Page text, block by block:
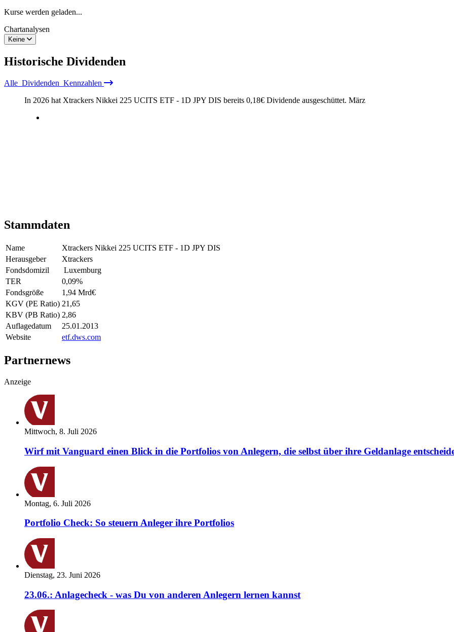
Kurse werden geladen...
Chartanalysen
Keine
Historische Dividenden
Alle Dividenden Kennzahlen
In 2026 hat Xtrackers Nikkei 225 UCITS ETF - 1D JPY DIS bereits 0,18€ Dividende ausgeschüttet. März
Stammdaten
Name
Xtrackers Nikkei 225 UCITS ETF - 1D JPY DIS
Herausgeber
Xtrackers
Fondsdomizil
Luxemburg
TER
0,09%
Fondsgröße
1,94 Mrd€
KGV (PE Ratio) 21,65
KBV (PB Ratio) 2,86
Auflagedatum
25.01.2013
Website
etf.dws.com
Partnernews
Anzeige
Mittwoch, 8. Juli 2026
Wirf mit Vanguard einen Blick in die Portfolios von Anlegern, die selbst über ihre Geldanlage
Montag, 6. Juli 2026
Portfolio Check: So steuern Anleger ihre Portfolios
Dienstag, 23. Juni 2026
23.06.: Anlagecheck - was Du von anderen Anlegern lernen kannst